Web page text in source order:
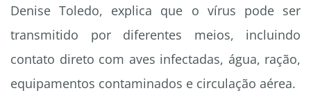
Denise Toledo, explica que o vírus pode ser
transmitido por diferentes meios, incluindo
contato direto com aves infectadas, água, ração,
equipamentos contaminados e circulação aérea.